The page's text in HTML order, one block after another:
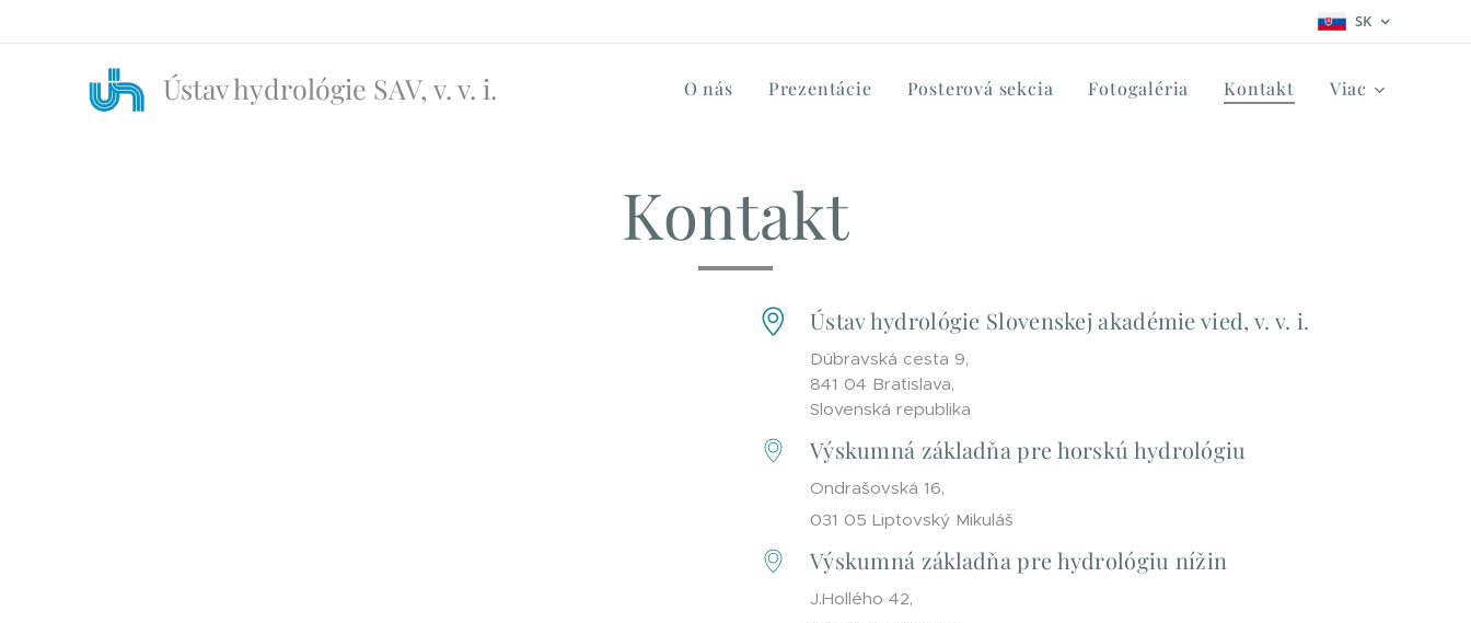
SK
Ústav hydrológie SAV, v. v. i. O nás Prezentácie Posterová sekcia Fotogaléria Kontakt Viac
Kontakt
Ústav hydrológie Slovenskej akadémie vied, v. v. i.
Dúbravská cesta 9,
841 04 Bratislava,
Slovenská republika
Výskumná základňa pre horskú hydrológiu
Ondrašovská 16,
031 05 Liptovský Mikuláš
Výskumná základňa pre hydrológiu nížin
J.Hollého 42,